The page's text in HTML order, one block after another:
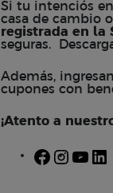
Si tu intenciós
casa de cambio
registrada en la
seguras.
Además,
cupones con
¡Atento a
Facebook